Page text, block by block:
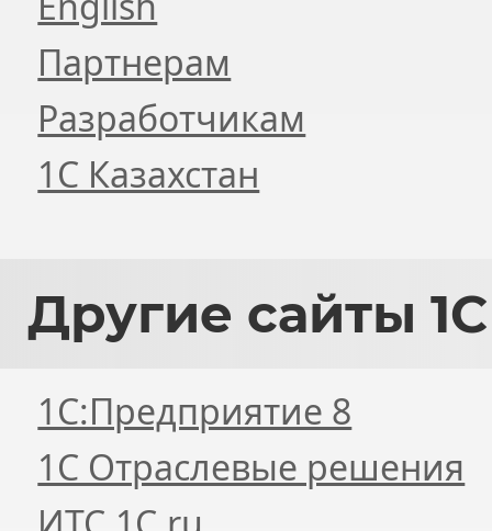
Партнерам
Разработчикам
1С Казахстан
Другие сайты 1С
1С:Предприятие 8
1С Отраслевые решения